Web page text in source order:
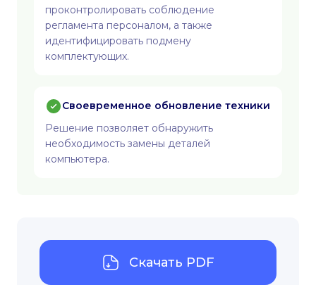
проконтролировать соблюдение
регламента персоналом, а также
идентифицировать подмену
комплектующих.
Своевременное обновление техники
Решение позволяет обнаружить
необходимость замены деталей
компьютера.
Скачать PDF